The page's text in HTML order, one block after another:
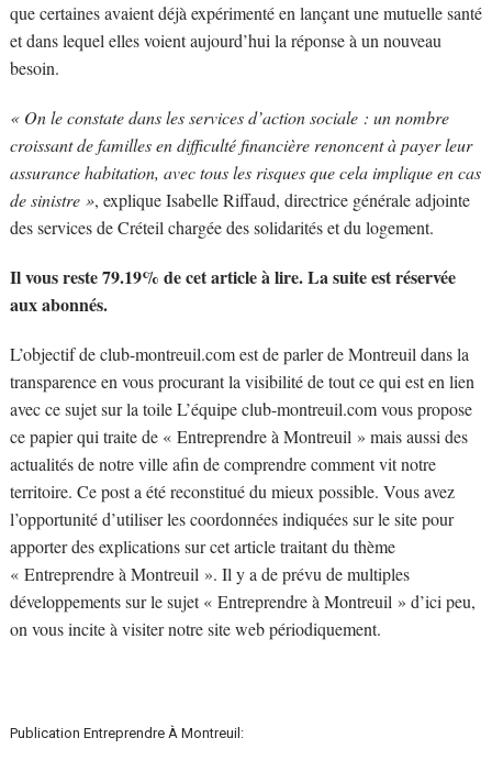
que certaines avaient déjà expérimenté en lançant une mutuelle santé
et dans lequel elles voient aujourd’hui la réponse à un nouveau
besoin.
« On le constate dans les services d’action sociale : un nombre
croissant de familles en difficulté financière renoncent à payer leur
assurance habitation, avec tous les risques que cela implique en cas
de sinistre », explique Isabelle Riffaud, directrice générale adjointe
des services de Créteil chargée des solidarités et du logement.
Il vous reste 79.19% de cet article à lire. La suite est réservée
aux abonnés.
L’objectif de club-montreuil.com est de parler de Montreuil dans la
transparence en vous procurant la visibilité de tout ce qui est en lien
avec ce sujet sur la toile L’équipe club-montreuil.com vous propose
ce papier qui traite de « Entreprendre à Montreuil » mais aussi des
actualités de notre ville afin de comprendre comment vit notre
territoire. Ce post a été reconstitué du mieux possible. Vous avez
l’opportunité d’utiliser les coordonnées indiquées sur le site pour
apporter des explications sur cet article traitant du thème
« Entreprendre à Montreuil ». Il y a de prévu de multiples
développements sur le sujet « Entreprendre à Montreuil » d’ici peu,
on vous incite à visiter notre site web périodiquement.
Publication Entreprendre À Montreuil: